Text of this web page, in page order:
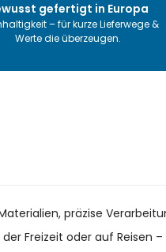
gefertigt in Europa
– für kurze Lieferwege &
Werte die überzeugen.
präzise
Freizeit oder auf Reisen –